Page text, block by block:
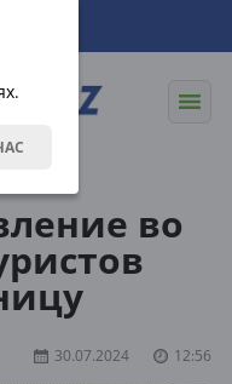
во
30.07.2024 12:56